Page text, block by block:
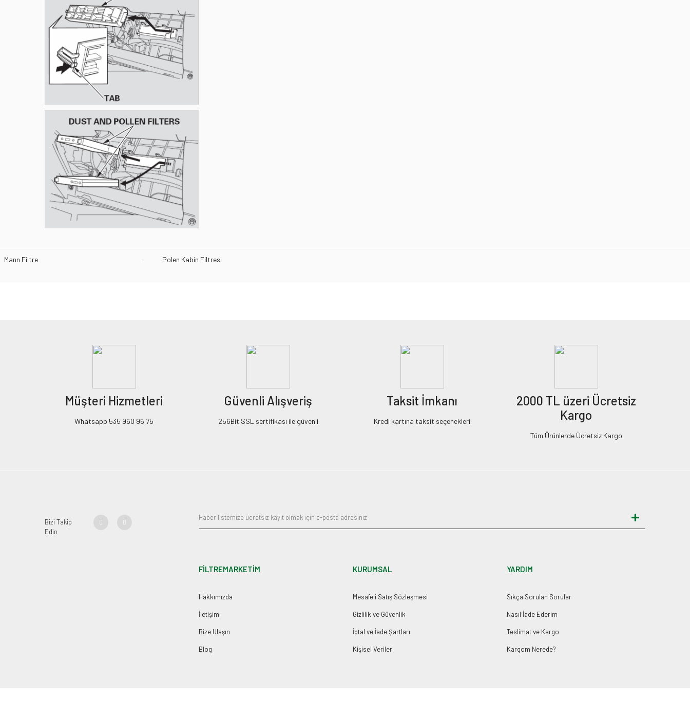
Mann Filtre : Polen Kabin Filtresi
Müşteri Hizmetleri
Whatsapp 535 960 96 75
Güvenli Alışveriş
256Bit SSL sertifikası ile güvenli
Taksit İmkanı
Kredi kartına taksit seçenekleri
2000 TL üzeri Ücretsiz
Kargo
Tüm Ürünlerde Ücretsiz Kargo
Bizi Takip
Edin
FİLTREMARKETİM
Hakkımızda
İletişim
Bize Ulaşın
Blog
KURUMSAL
Mesafeli Satış Sözleşmesi
Gizlilik ve Güvenlik
İptal ve İade Şartları
Kişisel Veriler
YARDIM
Sıkça Sorulan Sorular
Nasıl İade Ederim
Teslimat ve Kargo
Kargom Nerede?